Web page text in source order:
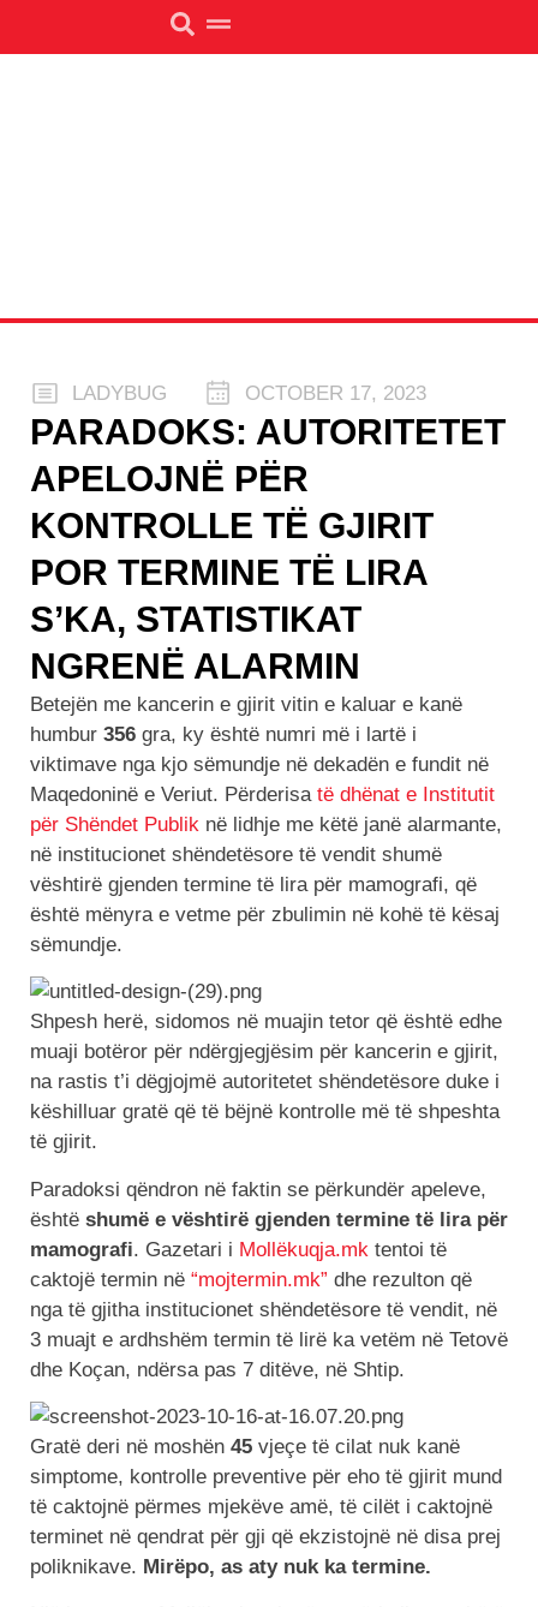
LADYBUG OCTOBER 17, 2023
PARADOKS: AUTORITETET
APELOJNË PËR
KONTROLLE TË GJIRIT
POR TERMINE TË LIRA
S’KA, STATISTIKAT
NGRENË ALARMIN
Betejën me kancerin e gjirit vitin e kaluar e kanë
humbur 356 gra, ky është numri më i lartë i
viktimave nga kjo sëmundje në dekadën e fundit në
Maqedoninë e Veriut. Përderisa të dhënat e Institutit
për Shëndet Publik në lidhje me këtë janë alarmante,
në institucionet shëndetësore të vendit shumë
vështirë gjenden termine të lira për mamografi, që
është mënyra e vetme për zbulimin në kohë të kësaj
sëmundje.
Shpesh herë, sidomos në muajin tetor që është edhe
muaji botëror për ndërgjegjësim për kancerin e gjirit,
na rastis t’i dëgjojmë autoritetet shëndetësore duke i
këshilluar gratë që të bëjnë kontrolle më të shpeshta
të gjirit.
Paradoksi qëndron në faktin se përkundër apeleve,
është shumë e vështirë gjenden termine të lira për
mamografi. Gazetari i Mollëkuqja.mk tentoi të
caktojë termin në “mojtermin.mk” dhe rezulton që
nga të gjitha institucionet shëndetësore të vendit, në
3 muajt e ardhshëm termin të lirë ka vetëm në Tetovë
dhe Koçan, ndërsa pas 7 ditëve, në Shtip.
Gratë deri në moshën 45 vjeçe të cilat nuk kanë
simptome, kontrolle preventive për eho të gjirit mund
të caktojnë përmes mjekëve amë, të cilët i caktojnë
terminet në qendrat për gji që ekzistojnë në disa prej
poliknikave. Mirëpo, as aty nuk ka termine.